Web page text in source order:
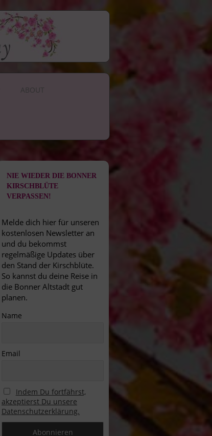
ABOUT
NIE WIEDER DIE BONNER
KIRSCHBLÜTE
VERPASSEN!
Melde dich hier für unseren
kostenlosen Newsletter an
und du bekommst
regelmäßige Updates über
den Stand der Kirschblüte.
So kannst du deine Reise in
die Bonner Altstadt gut
planen.
Name
Email
Indem Du fortfährst,
akzeptierst Du unsere
Datenschutzerklärung.